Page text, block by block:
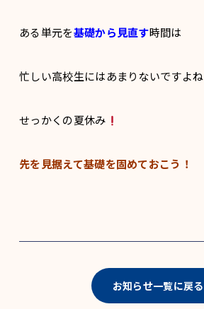
ある単元を基礎から見直す時間は
忙しい高校生にはあまりないですよね
せっかくの夏休み
先を見据えて基礎を固めておこう！
お知らせ一覧に戻る